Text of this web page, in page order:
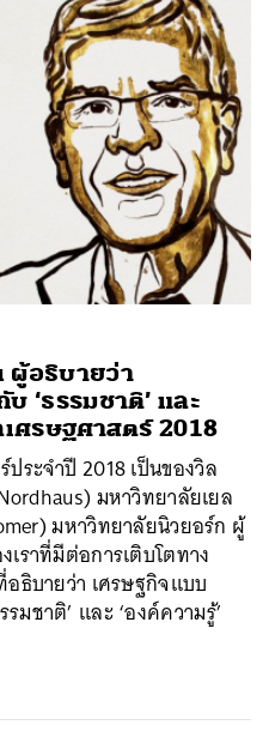
ผู้อธิบายว่า
‘ธรรมชาติ’ และ
เศรษฐศาสตร์ 2018
ระจำปี 2018 เป็นของวิล
มหาวิทยาลัยเยล
มหาวิทยาลัยนิวยอร์ก ผู้
เราที่มีต่อการเติบโตทาง
อธิบายว่า เศรษฐกิจแบบ
ชาติ’ และ ‘องค์ความรู้’